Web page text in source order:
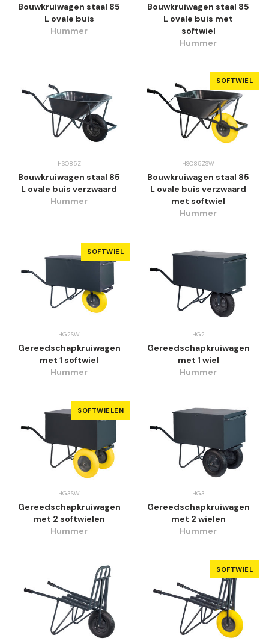
Bouwkruiwagen staal 85
L ovale buis
Hummer
Bouwkruiwagen staal 85
L ovale buis met
softwiel
Hummer
HSO85Z
Bouwkruiwagen staal 85
L ovale buis verzwaard
Hummer
SOFTWIEL
HSO85ZSW
Bouwkruiwagen staal 85
L ovale buis verzwaard
met softwiel
Hummer
SOFTWIEL
HG2SW
Gereedschapkruiwagen
met 1 softwiel
Hummer
HG2
Gereedschapkruiwagen
met 1 wiel
Hummer
SOFTWIELEN
HG3SW
Gereedschapkruiwagen
met 2 softwielen
Hummer
HG3
Gereedschapkruiwagen
met 2 wielen
Hummer
SOFTWIEL